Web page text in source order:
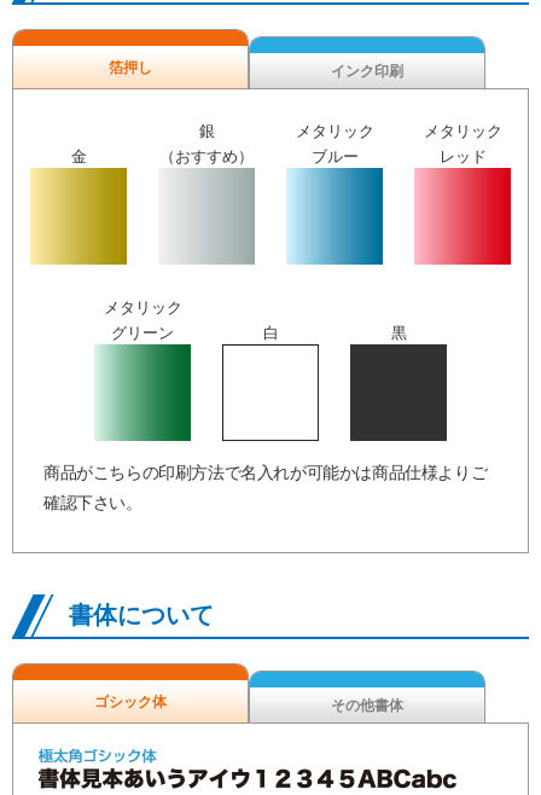
箔押し インク印刷
金
銀
（おすすめ）
メタリック
ブルー
メタリック
レッド
メタリック
グリーン
白 黒
商品がこちらの印刷方法で名入れが可能かは商品仕様よりご
確認下さい。
書体について
ゴシック体 その他書体